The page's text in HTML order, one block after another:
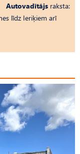
Autovadītājs raksta:
līdz Ieriķiem arī